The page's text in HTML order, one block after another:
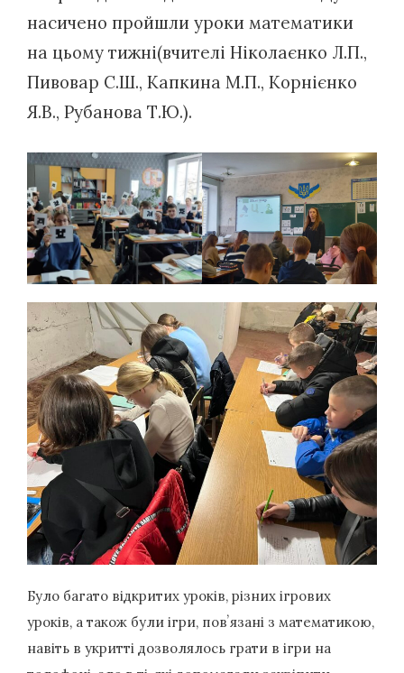
насичено пройшли уроки математики
на цьому тижні(вчителі Ніколаєнко Л.П.,
Пивовар С.Ш., Капкина М.П., Корнієнко
Я.В., Рубанова Т.Ю.).
Було багато відкритих уроків, різних ігрових
уроків, а також були ігри, повʼязані з математикою,
навіть в укритті дозволялось грати в ігри на